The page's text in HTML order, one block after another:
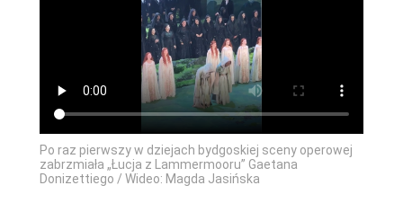
Po raz pierwszy w dziejach bydgoskiej sceny operowej
zabrzmiała „Łucja z Lammermooru” Gaetana
Donizettiego / Wideo: Magda Jasińska